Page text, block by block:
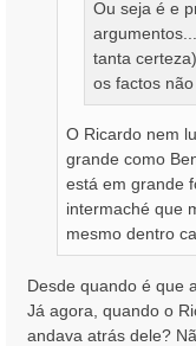
Ou seja é e
tanta
os factos
O Ricardo nem
grande como
está em grande
intermaché que
mesmo dentro
Desde quando é que
Já agora, quando o
andava atrás dele?